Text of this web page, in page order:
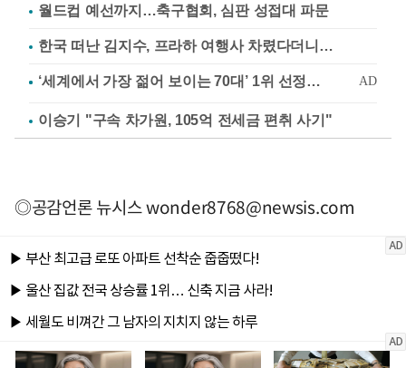
월드컵 예선까지…축구협회, 심판 성접대 파문
한국 떠난 김지수, 프라하 여행사 차렸다더니…
이승기 "구속 차가원, 105억 전세금 편취 사기"
◎공감언론 뉴시스wonder8768@newsis.com